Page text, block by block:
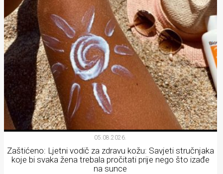
05.08.2026.
Zaštićeno: Ljetni vodič za zdravu kožu: Savjeti stručnjaka
koje bi svaka žena trebala pročitati prije nego što izađe
na sunce